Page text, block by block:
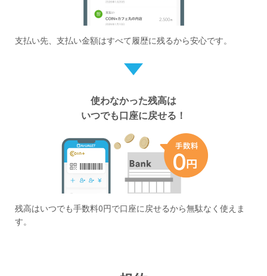
支払い先、支払い金額はすべて履歴に残るから安心です。
使わなかった残高は
いつでも口座に戻せる！
残高はいつでも手数料0円で口座に戻せるから無駄なく使えま
す。